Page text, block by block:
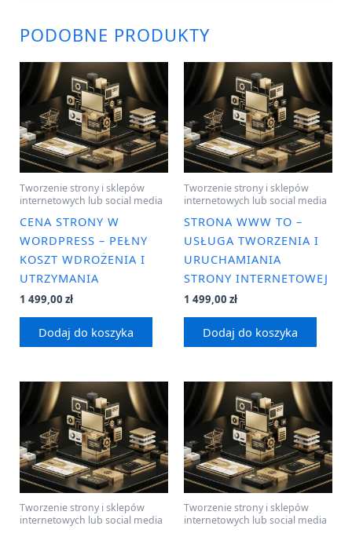
PODOBNE PRODUKTY
Tworzenie strony i sklepów
internetowych lub social media
CENA STRONY W
WORDPRESS – PEŁNY
KOSZT WDROŻENIA I
UTRZYMANIA
1 499,00 zł
Dodaj do koszyka
Tworzenie strony i sklepów
internetowych lub social media
STRONA WWW TO –
USŁUGA TWORZENIA I
URUCHAMIANIA
STRONY INTERNETOWEJ
1 499,00 zł
Dodaj do koszyka
Tworzenie strony i sklepów
internetowych lub social media
Tworzenie strony i sklepów
internetowych lub social media